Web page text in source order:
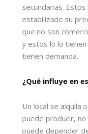
secundarias.
estabilizado su
que no son
y estos lo lo tienen
tienen demanda.
¿Qué influye en
Un local se alquila
puede producir, no
puede depender